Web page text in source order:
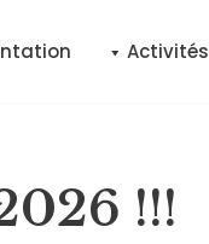
Activités
!!!